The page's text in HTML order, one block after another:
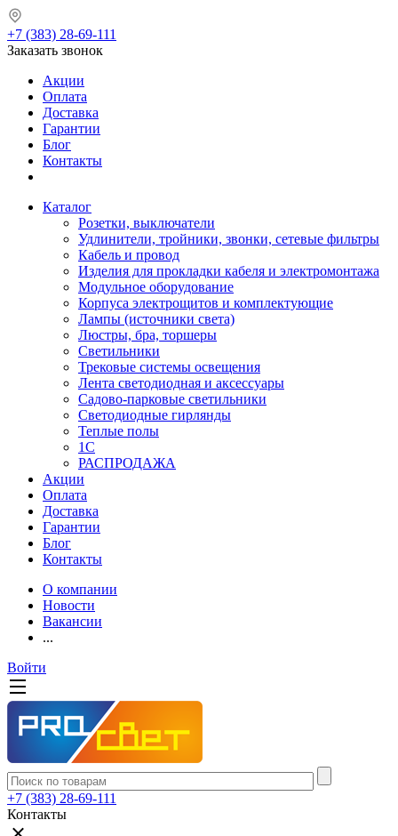
+7 (383) 28-69-111
Заказать звонок
Акции
Оплата
Доставка
Гарантии
Блог
Контакты
Каталог
Розетки, выключатели
Удлинители, тройники, звонки, сетевые фильтры
Кабель и провод
Изделия для прокладки кабеля и электромонтажа
Модульное оборудование
Корпуса электрощитов и комплектующие
Лампы (источники света)
Люстры, бра, торшеры
Светильники
Трековые системы освещения
Лента светодиодная и аксессуары
Садово-парковые светильники
Светодиодные гирлянды
Теплые полы
1С
РАСПРОДАЖА
Акции
Оплата
Доставка
Гарантии
Блог
Контакты
О компании
Новости
Вакансии
...
Войти
+7 (383) 28-69-111
Контакты